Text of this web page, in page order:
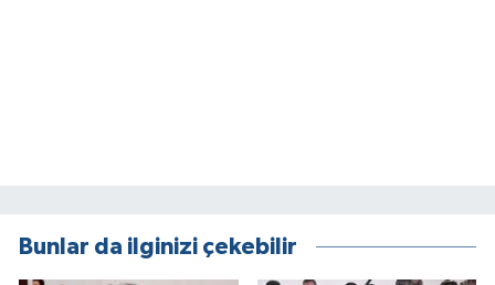
Bunlar da ilginizi çekebilir